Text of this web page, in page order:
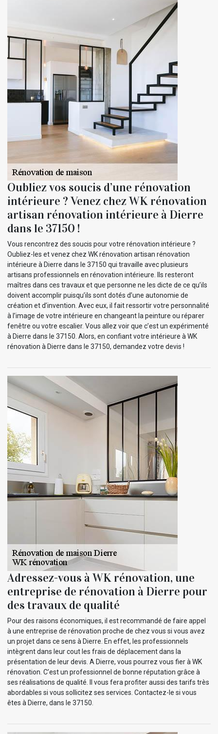
Oubliez vos soucis d’une rénovation
intérieure ? Venez chez WK rénovation
artisan rénovation intérieure à Dierre
dans le 37150 !
Vous rencontrez des soucis pour votre rénovation intérieure ?
Oubliez-les et venez chez WK rénovation artisan rénovation
intérieure à Dierre dans le 37150 qui travaille avec plusieurs
artisans professionnels en rénovation intérieure. Ils resteront
maîtres dans ces travaux et que personne ne les dicte de ce qu’ils
doivent accomplir puisqu’ils sont dotés d’une autonomie de
création et d’invention. Avec eux, il fait ressortir votre personnalité
à l’image de votre intérieure en changeant la peinture ou réparer
fenêtre ou votre escalier. Vous allez voir que c’est un expérimenté
à Dierre dans le 37150. Alors, en confiant votre intérieure à WK
rénovation à Dierre dans le 37150, demandez votre devis !
Adressez-vous à WK rénovation, une
entreprise de rénovation à Dierre pour
des travaux de qualité
Pour des raisons économiques, il est recommandé de faire appel
à une entreprise de rénovation proche de chez vous si vous avez
un projet dans ce sens à Dierre. En effet, les professionnels
intègrent dans leur cout les frais de déplacement dans la
présentation de leur devis. A Dierre, vous pourrez vous fier à WK
rénovation. C’est un professionnel de bonne réputation grâce à
ses réalisations de qualité. Il vous fera profiter aussi des tarifs très
abordables si vous sollicitez ses services. Contactez-le si vous
êtes à Dierre, dans le 37150.